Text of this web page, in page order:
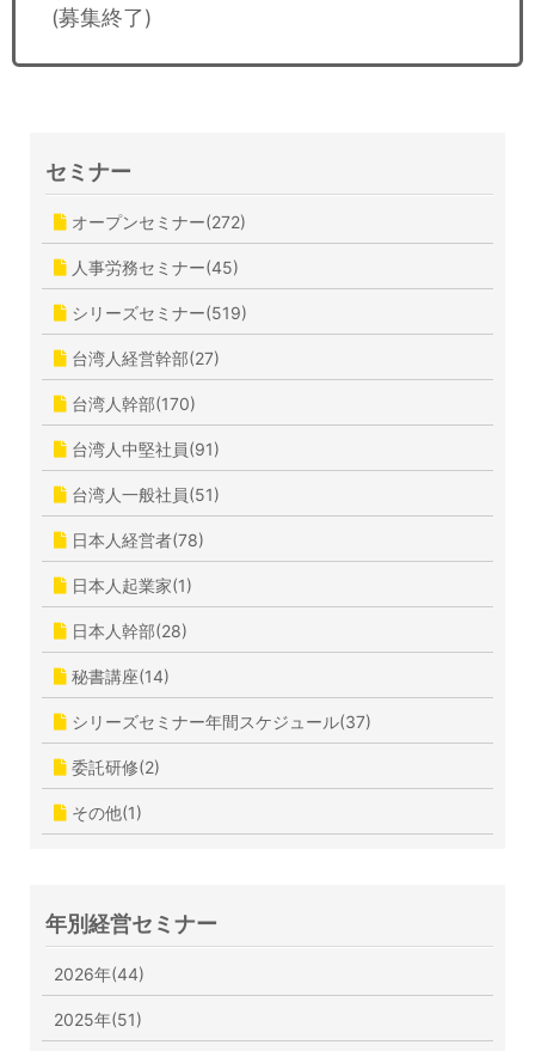
(募集終了)
セミナー
オープンセミナー(272)
人事労務セミナー(45)
シリーズセミナー(519)
台湾人経営幹部(27)
台湾人幹部(170)
台湾人中堅社員(91)
台湾人一般社員(51)
日本人経営者(78)
日本人起業家(1)
日本人幹部(28)
秘書講座(14)
シリーズセミナー年間スケジュール(37)
委託研修(2)
その他(1)
年別経営セミナー
2026年(44)
2025年(51)